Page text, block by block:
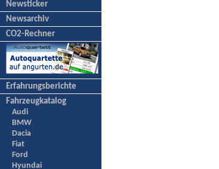
Newsticker
Newsarchiv
CO2-Rechner
Erfahrungsberichte
Fahrzeugkatalog
Audi
BMW
Dacia
Fiat
Ford
Hyundai